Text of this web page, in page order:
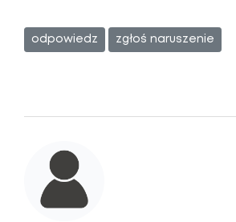
odpowiedz zgłoś naruszenie